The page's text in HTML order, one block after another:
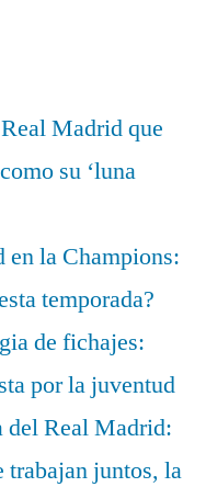
Madrid que
su ‘luna
la Champions:
temporada?
de fichajes:
por la juventud
del Real Madrid:
trabajan juntos, la